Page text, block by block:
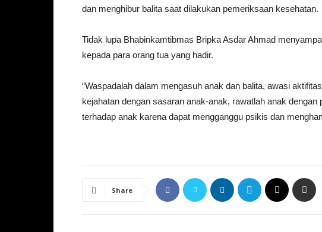
dan menghibur balita saat dilakukan pemeriksaan kesehatan.
Tidak lupa Bhabinkamtibmas Bripka Asdar Ahmad
kepada para orang tua yang hadir.
“Waspadalah dalam mengasuh anak dan balita, awasi
kejahatan dengan sasaran anak-anak, rawatlah anak
terhadap anak karena dapat mengganggu psikis dan
Share